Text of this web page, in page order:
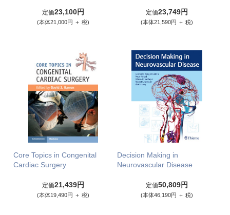
定価23,100円
(本体21,000円 ＋ 税)
定価23,749円
(本体21,590円 ＋ 税)
Core Topics in Congenital
Cardiac Surgery
定価21,439円
(本体19,490円 ＋ 税)
Decision Making in
Neurovascular Disease
定価50,809円
(本体46,190円 ＋ 税)